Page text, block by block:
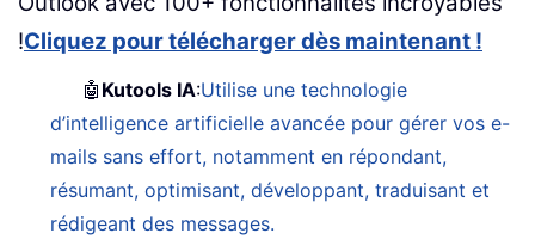
!Cliquez pour télécharger dès maintenant !
🤖 Kutools IA:Utilise une technologie
d’intelligence artificielle avancée pour gérer vos e-
mails sans effort, notamment en répondant,
résumant, optimisant, développant, traduisant et
rédigeant des messages.